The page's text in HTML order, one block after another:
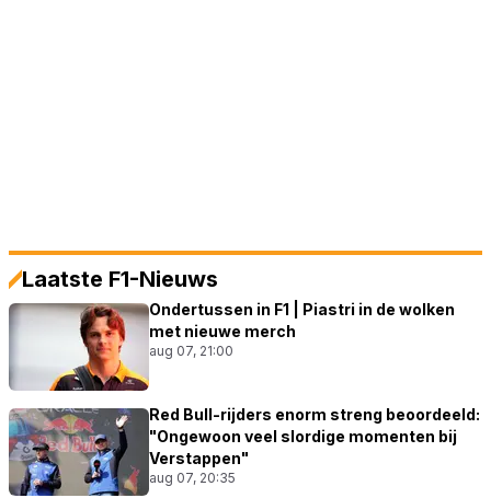
Laatste F1-Nieuws
Ondertussen in F1 | Piastri in de wolken
met nieuwe merch
aug 07, 21:00
Red Bull-rijders enorm streng beoordeeld:
"Ongewoon veel slordige momenten bij
Verstappen"
aug 07, 20:35